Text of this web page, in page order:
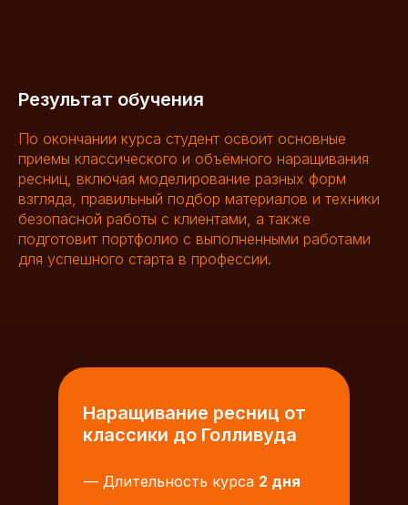
Результат обучения
По окончании курса студент освоит основные
приемы классического и объёмного наращивания
ресниц, включая моделирование разных форм
взгляда, правильный подбор материалов и техники
безопасной работы с клиентами, а также
подготовит портфолио с выполненными работами
для успешного старта в профессии.
Наращивание ресниц от
классики до Голливуда
— Длительность курса 2 дня